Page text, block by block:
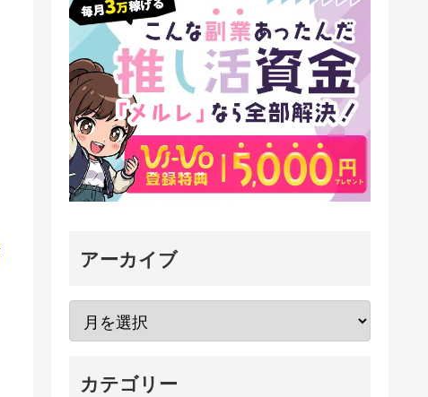
アーカイブ
カテゴリー